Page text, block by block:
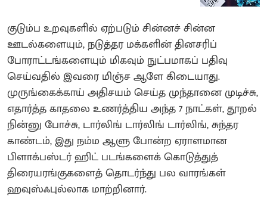
குடும்ப உறவுகளில் ஏற்படும் சின்னச் சின்ன
ஊடல்களையும், நடுத்தர மக்களின் தினசரிப்
போராட்டங்களையும் மிகவும் நுட்பமாகப் பதிவு
செய்வதில் இவரை மிஞ்ச ஆளே கிடையாது.
முருங்கைக்காய் அதிசயம் செய்த முந்தானை முடிச்சு,
எதார்த்த காதலை உணர்த்திய அந்த 7 நாட்கள், தூறல்
நின்னு போச்சு, டார்லிங் டார்லிங் டார்லிங், சுந்தர
காண்டம், இது நம்ம ஆளு போன்ற ஏராளமான
பிளாக்பஸ்டர் ஹிட் படங்களைக் கொடுத்துத்
திரையரங்குகளைத் தொடர்ந்து பல வாரங்கள்
ஹவுஸ்ஃபுல்லாக மாற்றினார்.